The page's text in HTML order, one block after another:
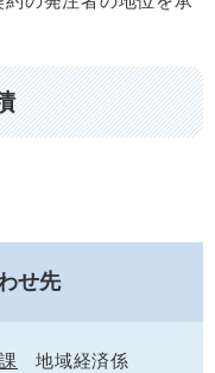
せ先
地域経済係